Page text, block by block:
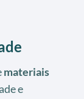
materiais
e